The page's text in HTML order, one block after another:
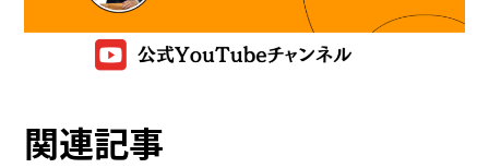
関連記事